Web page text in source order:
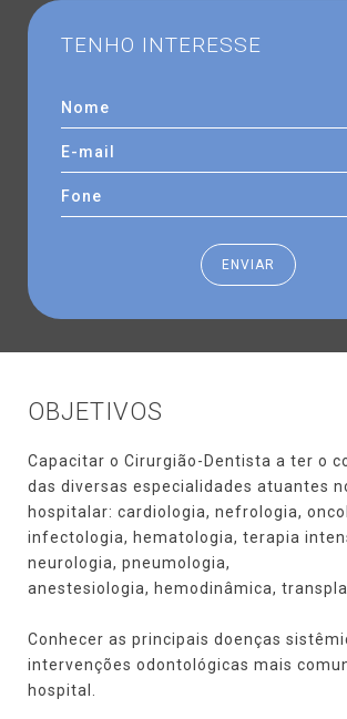
TENHO INTERESSE
ENVIAR
OBJETIVOS
Capacitar o Cirurgião-Dentista a ter o
das diversas especialidades atuantes
hospitalar: cardiologia, nefrologia,
infectologia, hematologia, terapia
neurologia, pneumologia,
anestesiologia, hemodinâmica,
Conhecer as principais doenças
intervenções odontológicas mais
hospital.